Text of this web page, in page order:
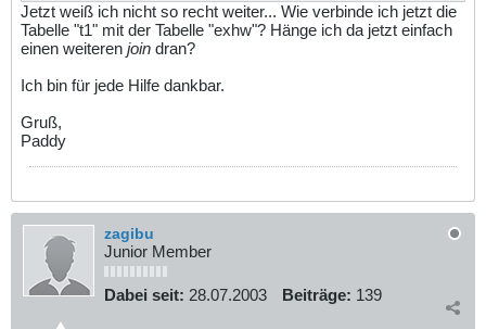
Jetzt weiß ich nicht so recht weiter... Wie verbinde ich jetzt die
Tabelle "t1" mit der Tabelle "exhw"? Hänge ich da jetzt einfach
einen weiteren join dran?
Ich bin für jede Hilfe dankbar.
Gruß,
Paddy
zagibu
Junior Member
Dabei seit: 28.07.2003 Beiträge: 139